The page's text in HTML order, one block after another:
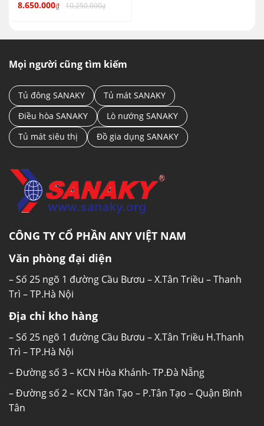
Được xếp
8.650.000₫ 10.250.000₫
Mọi người cũng tìm kiếm
Tủ đông SANAKY
Tủ mát SANAKY
Điều hòa SANAKY
Lò nướng SANAKY
Tủ mát siêu thị
Đồ gia dụng SANAKY
CÔNG TY CỔ PHẦN ANY VIỆT NAM
Văn phòng đại diện
– Số 25 ngõ 1 đường Cầu Bươu – X.Tân Triều – Thanh
Trì – TP.Hà Nội
Địa chỉ kho hàng
– Số 25 ngõ 1 đường Cầu Bươu – X.Tân Triều H.Thanh
Trì – TP.Hà Nội
– Đường số 3 – KCN Hòa Khánh- TP.Đà Nẵng
– Đường số 2 – KCN Tân Tạo – P.Tân Tạo – Quận Bình
Tân